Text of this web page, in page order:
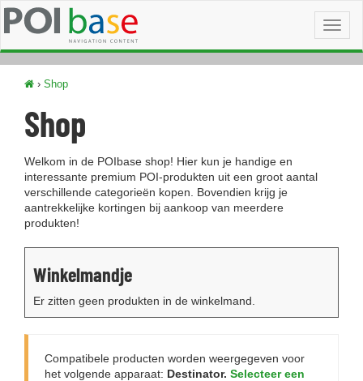
› Shop
Shop
Welkom in de POIbase shop! Hier kun je handige en
interessante premium POI-produkten uit een groot aantal
verschillende categorieën kopen. Bovendien krijg je
aantrekkelijke kortingen bij aankoop van meerdere
produkten!
Winkelmandje
Er zitten geen produkten in de winkelmand.
Compatibele producten worden weergegeven voor
het volgende apparaat: Destinator. Selecteer een